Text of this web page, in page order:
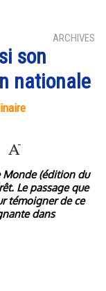
ARCHIVES
son
nationale
Monde (édition du
Le passage que
témoigner de ce
dans